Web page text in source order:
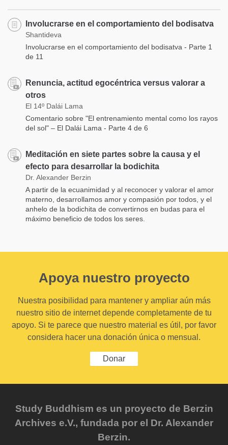
Involucrarse en el comportamiento del bodisatva
Shantideva
Involucrarse en el comportamiento del bodisatva - Parte 1
de 11
Renuncia, actitud egocéntrica versus valorar a
otros
El 14º Dalái Lama
Comentario sobre "El entrenamiento mental como los rayos
del sol" – El Dalái Lama - Parte 4 de 6
Meditación en siete partes sobre la causa y el
efecto para desarrollar la bodichita
Dr. Alexander Berzin
A partir de la ecuanimidad y al reconocer y valorar el amor
materno, desarrollamos amor y compasión por todos, y el
anhelo de la bodichita de convertirnos en budas para el
máximo beneficio de todos los seres.
Apoya nuestro proyecto
Nuestra posibilidad para mantener y ampliar aún más
nuestro sitio de internet depende completamente de tu
apoyo. Si te parece que nuestro material es útil, por favor
considera hacer una donación única o mensual.
Donar
Study Buddhism es un proyecto de Berzin
Archives e.V., fundada por el Dr. Alexander
Berzin.